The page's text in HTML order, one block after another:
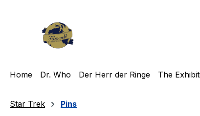
Home Dr. Who Der Herr der Ringe The
Star Trek Pins